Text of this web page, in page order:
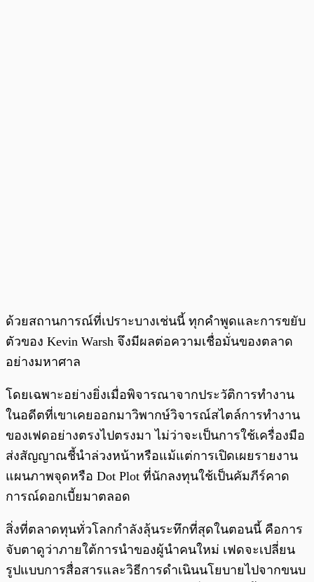
ด้วยสถานการณ์ที่เปราะบางเช่นนี้ ทุกคำพูดและการขยับ
ตัวของ Kevin Warsh จึงมีผลต่อความเชื่อมั่นของตลาด
อย่างมหาศาล
โดยเฉพาะอย่างยิ่งเมื่อพิจารณาจากประวัติการทำงาน
ในอดีตที่เขาเคยออกมาวิพากษ์วิจารณ์สไตล์การทำงาน
ของเฟดอย่างตรงไปตรงมา ไม่ว่าจะเป็นการใช้เครื่องมือ
ส่งสัญญาณชี้นำล่วงหน้าหรือแม้แต่การเปิดเผยรายงาน
แผนภาพจุดหรือ Dot Plot ที่นักลงทุนใช้เป็นคัมภีร์คาด
การณ์ดอกเบี้ยมาตลอด
สิ่งที่ตลาดทุนทั่วโลกกำลังลุ้นระทึกที่สุดในตอนนี้ คือการ
จับตาดูว่าภายใต้การนำของผู้นำคนใหม่ เฟดจะเปลี่ยน
รูปแบบการสื่อสารและวิธีการดำเนินนโยบายไปจากขนบ